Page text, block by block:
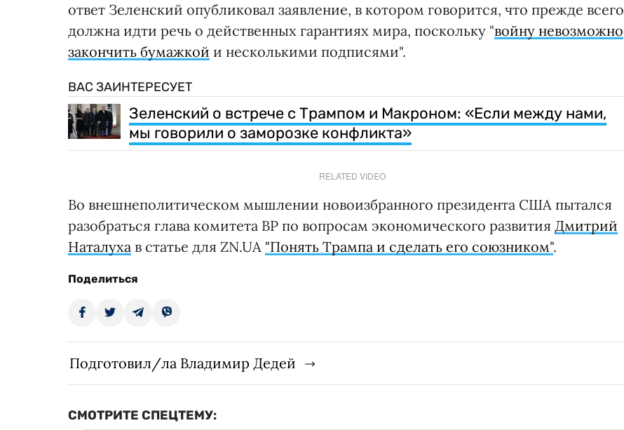
ответ Зеленский опубликовал заявление, в котором говорится, что прежде всего
должна идти речь о действенных гарантиях мира, поскольку "войну невозможно
закончить бумажкой и несколькими подписями".
ВАС ЗАИНТЕРЕСУЕТ
Зеленский о встрече с Трампом и Макроном: «Если между нами,
мы говорили о заморозке конфликта»
RELATED VIDEO
Во внешнеполитическом мышлении новоизбранного президента США пытался
разобраться глава комитета ВР по вопросам экономического развития Дмитрий
Наталуха в статье для ZN.UA "Понять Трампа и сделать его союзником".
Поделиться
Подготовил/ла Владимир Дедей
СМОТРИТЕ СПЕЦТЕМУ: